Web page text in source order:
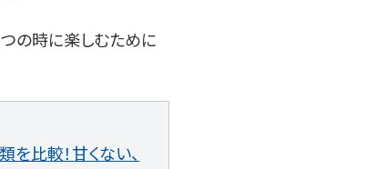
の時に楽しむために
を比較！甘くない、